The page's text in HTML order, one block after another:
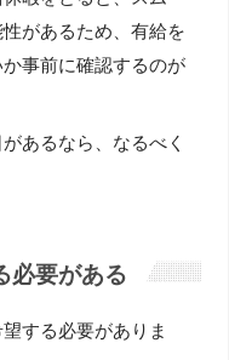
があるため、有給を
事前に確認するのが
あるなら、なるべく
必要がある
する必要がありま